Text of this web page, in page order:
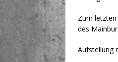
Zum letzten
des
Aufstellung